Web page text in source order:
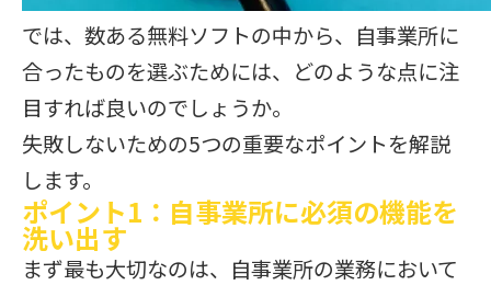
では、数ある無料ソフトの中から、自事業所に
合ったものを選ぶためには、どのような点に注
目すれば良いのでしょうか。
失敗しないための5つの重要なポイントを解説
します。
ポイント1：自事業所に必須の機能を
洗い出す
まず最も大切なのは、自事業所の業務において